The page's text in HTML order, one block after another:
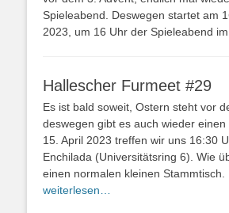
Spieleabend. Deswegen startet am
2023, um 16 Uhr der Spieleabend im
Hallescher Furmeet #29
Es ist bald soweit, Ostern steht vor
deswegen gibt es auch wieder einen
15. April 2023 treffen wir uns 16:30
Enchilada (Universitätsring 6). Wie
einen normalen kleinen Stammtisch.
weiterlesen…